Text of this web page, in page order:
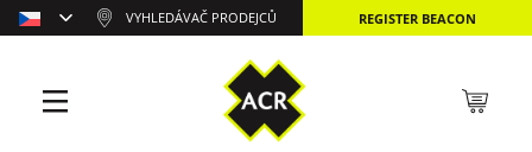
VYHLEDÁVAČ PRODEJCŮ REGISTER BEACON